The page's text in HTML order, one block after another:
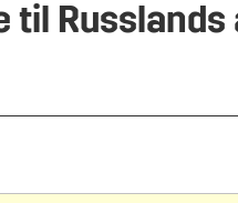
til